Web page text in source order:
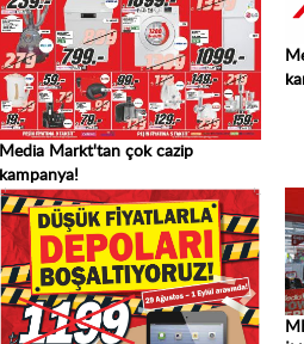
Media Markt'tan çok cazip
kampanya!